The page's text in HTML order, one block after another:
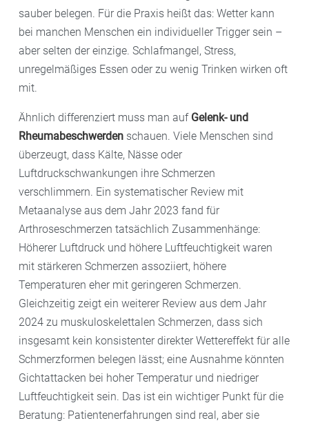
sauber belegen. Für die Praxis heißt das: Wetter kann
bei manchen Menschen ein individueller Trigger sein –
aber selten der einzige. Schlafmangel, Stress,
unregelmäßiges Essen oder zu wenig Trinken wirken oft
mit.
Ähnlich differenziert muss man auf Gelenk- und
Rheumabeschwerden schauen. Viele Menschen sind
überzeugt, dass Kälte, Nässe oder
Luftdruckschwankungen ihre Schmerzen
verschlimmern. Ein systematischer Review mit
Metaanalyse aus dem Jahr 2023 fand für
Arthroseschmerzen tatsächlich Zusammenhänge:
Höherer Luftdruck und höhere Luftfeuchtigkeit waren
mit stärkeren Schmerzen assoziiert, höhere
Temperaturen eher mit geringeren Schmerzen.
Gleichzeitig zeigt ein weiterer Review aus dem Jahr
2024 zu muskuloskelettalen Schmerzen, dass sich
insgesamt kein konsistenter direkter Wettereffekt für alle
Schmerzformen belegen lässt; eine Ausnahme könnten
Gichtattacken bei hoher Temperatur und niedriger
Luftfeuchtigkeit sein. Das ist ein wichtiger Punkt für die
Beratung: Patientenerfahrungen sind real, aber sie